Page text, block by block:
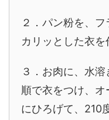
２．パン粉を、
カリッとした衣を
３．お肉に、水
順で衣をつけ、
にひろげて、210